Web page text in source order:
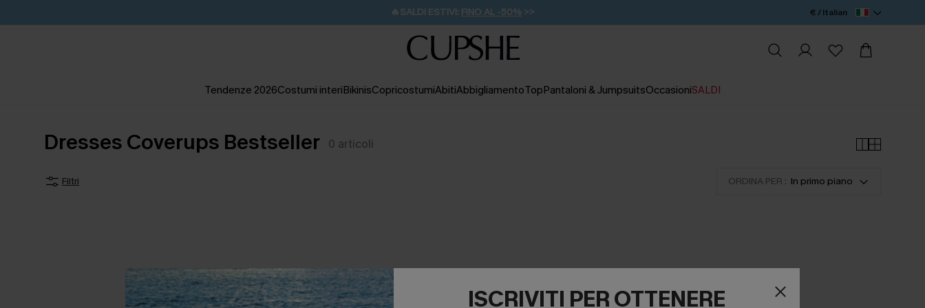
🔥SALDI ESTIVI: FINO AL -50% >>
🚚SPEDIZIONE GRATUITA DA 49€
💌REGALO PER I NUOVI: 20% DI SCONTO*
€ / Italian
Tendenze 2026Costumi interiBikinisCopricostumiAbitiAbbigliamentoTopPantaloni & JumpsuitsOccasioniSALDI
Dresses Coverups Bestseller 0 articoli
Filtri ORDINA PER : In primo piano
ISCRIVITI PER OTTENERE